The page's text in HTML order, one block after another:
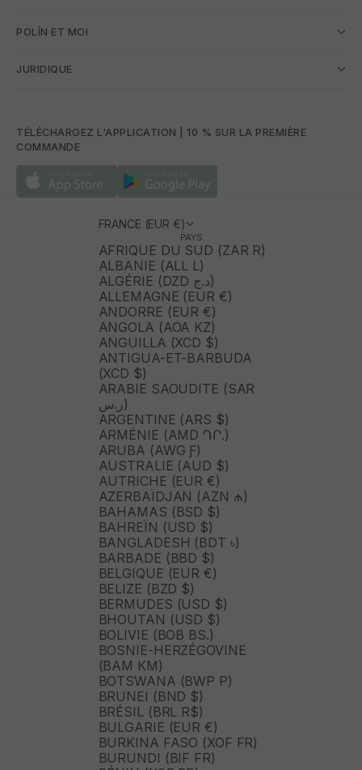
POLÍN ET MOI
JURIDIQUE
TÉLÉCHARGEZ L'APPLICATION | 10 % SUR LA PREMIÈRE
COMMANDE
FRANCE (EUR €)
PAYS
AFRIQUE DU SUD (ZAR R)
ALBANIE (ALL L)
ALGÉRIE (DZD د.ج)
ALLEMAGNE (EUR €)
ANDORRE (EUR €)
ANGOLA (AOA KZ)
ANGUILLA (XCD $)
ANTIGUA-ET-BARBUDA
(XCD $)
ARABIE SAOUDITE (SAR
ر.س)
ARGENTINE (ARS $)
ARMÉNIE (AMD ԴՐ.)
ARUBA (AWG Ƒ)
AUSTRALIE (AUD $)
AUTRICHE (EUR €)
AZERBAÏDJAN (AZN ₼)
BAHAMAS (BSD $)
BAHREÏN (USD $)
BANGLADESH (BDT ৳)
BARBADE (BBD $)
BELGIQUE (EUR €)
BELIZE (BZD $)
BERMUDES (USD $)
BHOUTAN (USD $)
BOLIVIE (BOB BS.)
BOSNIE-HERZÉGOVINE
(BAM КМ)
BOTSWANA (BWP P)
BRUNEI (BND $)
BRÉSIL (BRL R$)
BULGARIE (EUR €)
BURKINA FASO (XOF FR)
BURUNDI (BIF FR)